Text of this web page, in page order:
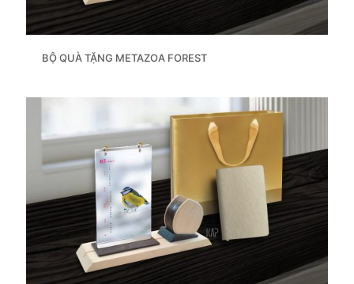
BỘ QUÀ TẶNG METAZOA FOREST